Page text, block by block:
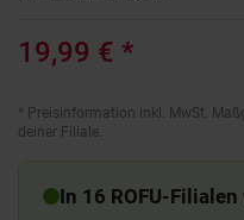
19,99 € *
* Preisinformation inkl. MwSt.
deiner Filiale.
In 16 ROFU-